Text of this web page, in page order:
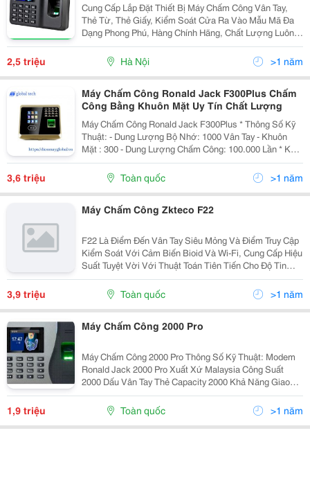
Cung Cấp Lắp Đặt Thiết Bị Máy Chấm Công Vân Tay,
Thẻ Từ, Thẻ Giấy, Kiểm Soát Cửa Ra Vào Mẫu Mã Đa
Dạng Phong Phú, Hàng Chính Hãng, Chất Lượng Luôn
Đảm Bảo Đuợc Đánh Giá Hàng Đầu Trong Khu Vực
Trong Nhiều Năm Liền Tel 0987217507 / 0902224009
2,5 triệu Hà Nội >1 năm
Máy Chấm Công Ronald Jack F300Plus Chấm
Công Bằng Khuôn Mặt Uy Tín Chất Lượng
Máy Chấm Công Ronald Jack F300Plus * Thông Số Kỹ
Thuật: - Dung Lượng Bộ Nhớ: 1000 Vân Tay - Khuôn
Mặt : 300 - Dung Lượng Chấm Công: 100.000 Lần * Kết
Nối Với Máy Tính Qua Cổng, Tcp/Ip / Usb / Wifi - Hiển
Thị Tên Người Chấm Công L
3,6 triệu Toàn quốc >1 năm
Máy Chấm Công Zkteco F22
F22 Là Điểm Đến Vân Tay Siêu Mỏng Và Điểm Truy Cập
Kiểm Soát Với Cảm Biến Bioid Và Wi-Fi, Cung Cấp Hiệu
Suất Tuyệt Vời Với Thuật Toán Tiên Tiến Cho Độ Tin
Cậy, Độ Chính Xác Và Tốc Độ Kết Hợp Tuyệt Vời. F22
Cung Cấp Thuật Toán Kết Hợp Dấu Vân Tay Nhan
3,9 triệu Toàn quốc >1 năm
Máy Chấm Công 2000 Pro
Máy Chấm Công 2000 Pro Thông Số Kỹ Thuật: Modem
Ronald Jack 2000 Pro Xuất Xứ Malaysia Công Suất
2000 Dấu Vân Tay Thẻ Capacity 2000 Khả Năng Giao
Dịch 80000 Lần (Trước Khi Đầy Và Reset Lại Máy) Ngôn
Ngữ English,
1,9 triệu Toàn quốc >1 năm